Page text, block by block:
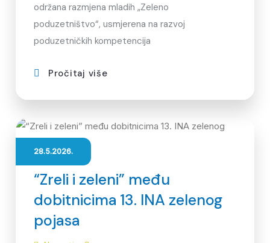
održana razmjena mladih „Zeleno
poduzetništvo“, usmjerena na razvoj
poduzetničkih kompetencija
Pročitaj više
28.5.2026.
“Zreli i zeleni” među
dobitnicima 13. INA zelenog
pojasa